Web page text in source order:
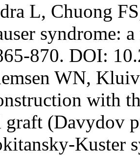
L, Chuong
syndrome:
870. DOI:
WN,
with
graft (Davydov
Kuster